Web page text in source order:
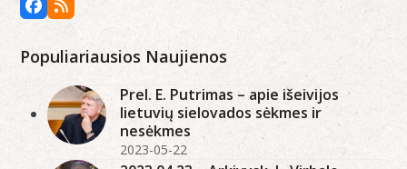
Facebook
RSS
Populiariausios Naujienos
Prel. E. Putrimas – apie išeivijos
lietuvių sielovados sėkmes ir
nesėkmes
2023-05-22